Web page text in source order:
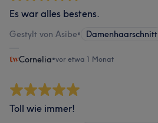
Es war alles bestens.
Gestylt von Asibe• Damenhaarschnitt
Cornelia•vor etwa 1 Monat
Toll wie immer!